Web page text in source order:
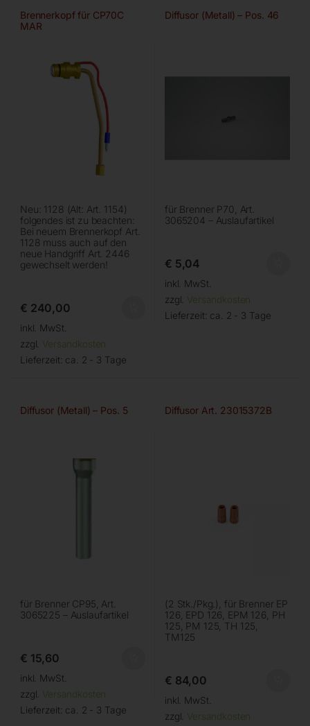
Brennerkopf für CP70C
MAR
Neu: 1128 (Alt: Art. 1154)
folgendes ist zu beachten:
Bei neuem Brennerkopf Art.
1128 muss auch auf den
neue Handgriff Art. 2446
gewechselt werden!
€ 240,00
inkl. MwSt.
zzgl. Versandkosten
Lieferzeit: ca. 2 - 3 Tage
Diffusor (Metall) – Pos. 46
für Brenner P70, Art.
3065204 – Auslaufartikel
€ 5,04
inkl. MwSt.
zzgl. Versandkosten
Lieferzeit: ca. 2 - 3 Tage
Diffusor (Metall) – Pos. 5
für Brenner CP95, Art.
3065225 – Auslaufartikel
€ 15,60
inkl. MwSt.
zzgl. Versandkosten
Lieferzeit: ca. 2 - 3 Tage
Diffusor Art. 23015372B
(2 Stk./Pkg.), für Brenner EP
126, EPD 126, EPM 126, PH
125, PM 125, TH 125,
TM125
€ 84,00
inkl. MwSt.
zzgl. Versandkosten